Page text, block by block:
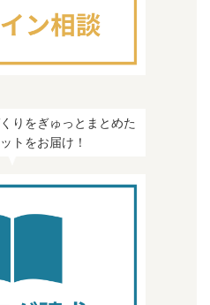
りをぎゅっとまとめた
トをお届け！